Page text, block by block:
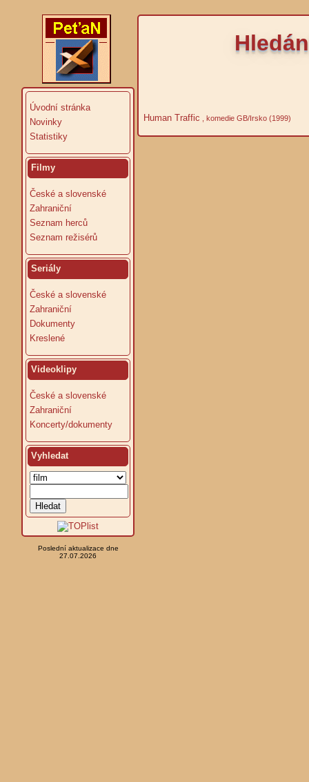
Úvodní stránka
Novinky
Statistiky
Filmy
České a slovenské
Zahraniční
Seznam herců
Seznam režisérů
Seriály
České a slovenské
Zahraniční
Dokumenty
Kreslené
Videoklipy
České a slovenské
Zahraniční
Koncerty/dokumenty
Vyhledat
Poslední aktualizace dne
27.07.2026
Human Traffic , komedie GB/Irsko (1999)